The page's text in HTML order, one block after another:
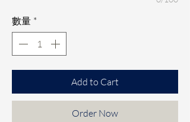
數量 *
Add to Cart
Order Now